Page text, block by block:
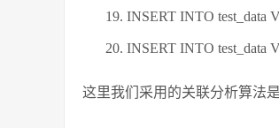
INSERT INTO test_data
INSERT INTO test_data
这里我们采用的关联分析算法